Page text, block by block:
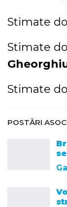
Stimate
Stimate
Stimate
POSTĂRI